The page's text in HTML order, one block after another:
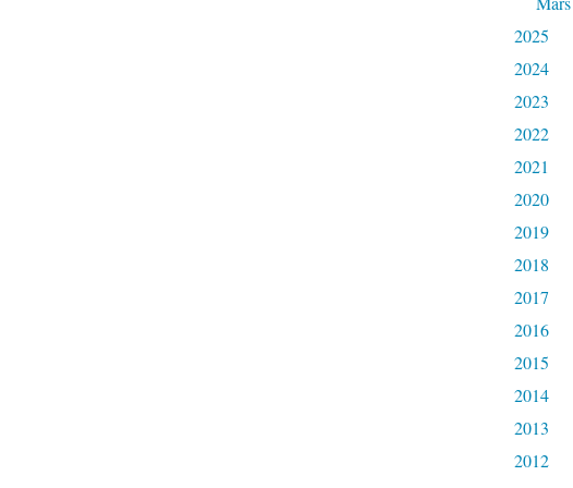
2025
2024
2023
2022
2021
2020
2019
2018
2017
2016
2015
2014
2013
2012